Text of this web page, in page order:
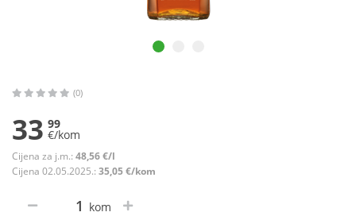
(0)
33 99
€/kom
Cijena za j.m.: 48,56 €/l
Cijena 02.05.2025.: 35,05 €/kom
kom